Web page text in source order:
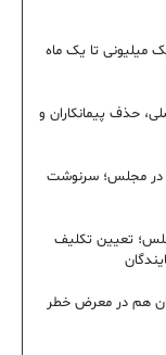
میلیونی تا یک ماه
حذف پیمانکاران و
در مجلس؛ سرنوشت
تعیین تکلیف
هم در معرض خطر